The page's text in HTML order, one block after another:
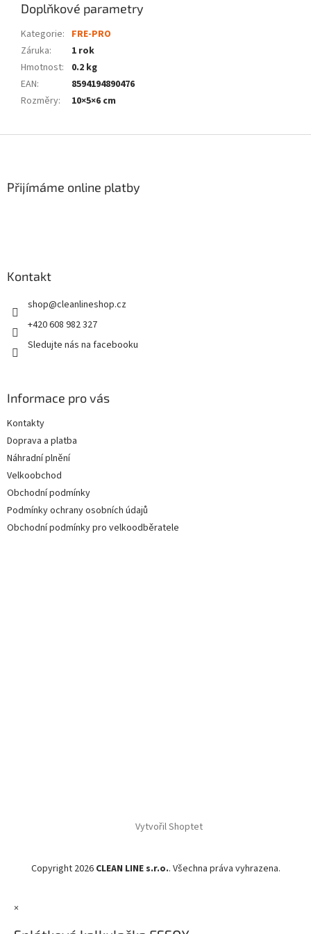
Doplňkové parametry
Kategorie: FRE-PRO
Záruka:
1 rok
Hmotnost:
0.2 kg
EAN:
8594194890476
Rozměry: 10×5×6 cm
Přijímáme online platby
Kontakt
shop@cleanlineshop.cz
+420 608 982 327
Sledujte nás na facebooku
Informace pro vás
Kontakty
Doprava a platba
Náhradní plnění
Velkoobchod
Obchodní podmínky
Podmínky ochrany osobních údajů
Obchodní podmínky pro velkoodběratele
Vytvořil Shoptet
Copyright 2026 CLEAN LINE s.r.o.. Všechna práva vyhrazena.
×